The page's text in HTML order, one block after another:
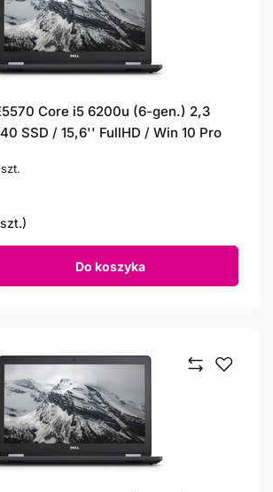
Core i5 6200u (6-gen.) 2,3
SSD / 15,6'' FullHD / Win 10 Pro
szt.
Do koszyka